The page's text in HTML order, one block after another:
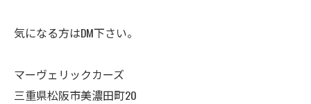
気になる方はDM下さい。
マーヴェリックカーズ
三重県松阪市美濃田町20